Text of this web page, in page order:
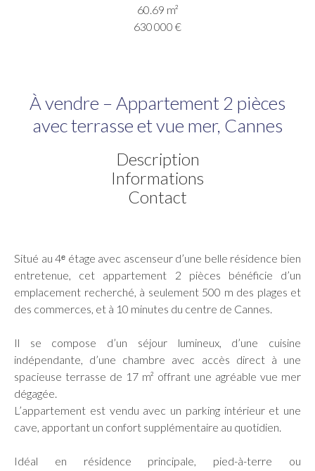
60.69 m²
630 000 €
À vendre – Appartement 2 pièces
avec terrasse et vue mer, Cannes
Description
Informations
Contact
Situé au 4ᵉ étage avec ascenseur d’une belle résidence bien
entretenue, cet appartement 2 pièces bénéficie d’un
emplacement recherché, à seulement 500 m des plages et
des commerces, et à 10 minutes du centre de Cannes.
Il se compose d’un séjour lumineux, d’une cuisine
indépendante, d’une chambre avec accès direct à une
spacieuse terrasse de 17 m² offrant une agréable vue mer
dégagée.
L’appartement est vendu avec un parking intérieur et une
cave, apportant un confort supplémentaire au quotidien.
Idéal en résidence principale, pied-à-terre ou